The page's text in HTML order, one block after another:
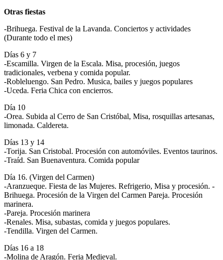
Otras fiestas
-Brihuega. Festival de la Lavanda. Conciertos y actividades
(Durante todo el mes)
Días 6 y 7
-Escamilla. Virgen de la Escala. Misa, procesión, juegos
tradicionales, verbena y comida popular.
-Robleluengo. San Pedro. Musica, bailes y juegos populares
-Uceda. Feria Chica con encierros.
Día 10
-Orea. Subida al Cerro de San Cristóbal, Misa, rosquillas artesanas,
limonada. Caldereta.
Días 13 y 14
-Torija. San Cristobal. Procesión con automóviles. Eventos taurinos.
-Traíd. San Buenaventura. Comida popular
Día 16. (Virgen del Carmen)
-Aranzueque. Fiesta de las Mujeres. Refrigerio, Misa y procesión. -
Brihuega. Procesión de la Virgen del Carmen Pareja. Procesión
marinera.
-Pareja. Procesión marinera
-Renales. Misa, subastas, comida y juegos populares.
-Tendilla. Virgen del Carmen.
Días 16 a 18
-Molina de Aragón. Feria Medieval.